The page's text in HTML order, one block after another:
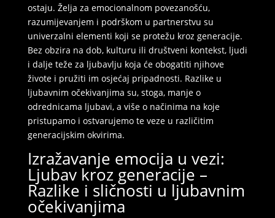
ostaju. Želja za emocionalnom povezanošću,
razumijevanjem i podrškom u partnerstvu su
univerzalni elementi koji se protežu kroz generacije.
Bez obzira na dob, kulturu ili društveni kontekst, ljudi
i dalje teže za ljubavlju koja će obogatiti njihove
živote i pružiti im osjećaj pripadnosti. Razlike u
ljubavnim očekivanjima su, stoga, manje o
odrednicama ljubavi, a više o načinima na koje
pristupamo i ostvarujemo te veze u različitim
generacijskim okvirima.
Izražavanje emocija u vezi:
Ljubav kroz generacije –
Razlike i sličnosti u ljubavnim
očekivanjima